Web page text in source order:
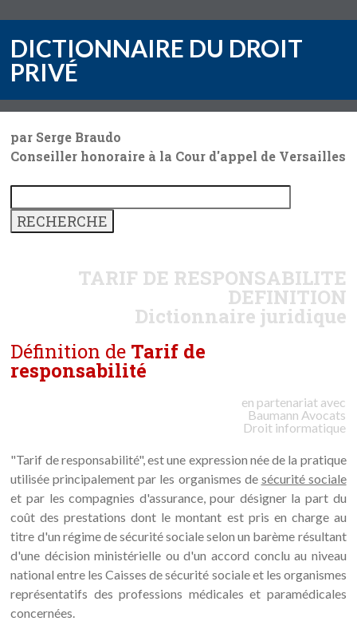
DICTIONNAIRE DU DROIT
PRIVÉ
par Serge Braudo
Conseiller honoraire à la Cour d'appel de Versailles
TARIF DE RESPONSABILITE
DEFINITION
Dictionnaire juridique
Définition de Tarif de
responsabilité
en partenariat avec
Baumann Avocats
Droit informatique
"Tarif de responsabilité", est une expression née de la pratique
utilisée principalement par les organismes de sécurité sociale
et par les compagnies d'assurance, pour désigner la part du
coût des prestations dont le montant est pris en charge au
titre d'un régime de sécurité sociale selon un barème résultant
d'une décision ministérielle ou d'un accord conclu au niveau
national entre les Caisses de sécurité sociale et les organismes
représentatifs des professions médicales et paramédicales
concernées.